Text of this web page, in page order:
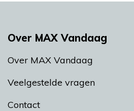
Over MAX Vandaag
Over MAX Vandaag
Veelgestelde vragen
Contact